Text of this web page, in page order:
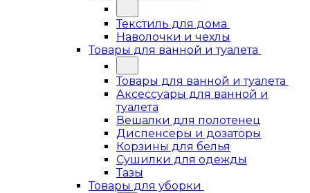
Текстиль для дома
Наволочки и чехлы
Товары для ванной и туалета
Товары для ванной и туалета
Аксессуары для ванной и
туалета
Вешалки для полотенец
Диспенсеры и дозаторы
Корзины для белья
Сушилки для одежды
Тазы
Товары для уборки